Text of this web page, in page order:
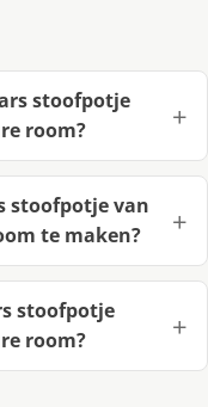
stoofpotje
room?
stoofpotje van
te maken?
stoofpotje
room?